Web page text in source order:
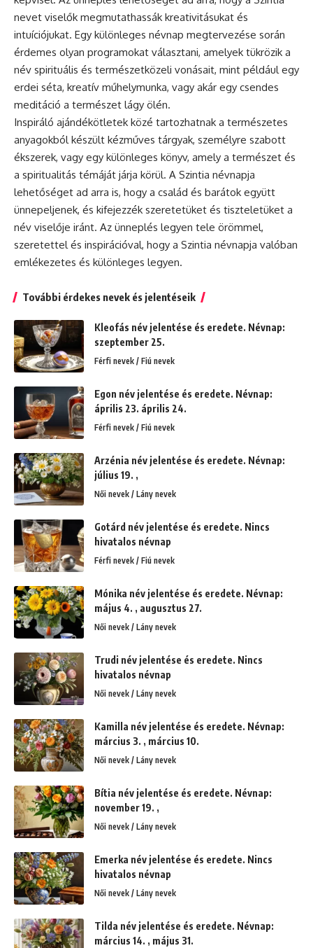
nevet viselők megmutathassák kreativitásukat és
intuíciójukat. Egy különleges névnap megtervezése során
érdemes olyan programokat választani, amelyek tükrözik a
név spirituális és természetközeli vonásait, mint például egy
erdei séta, kreatív műhelymunka, vagy akár egy csendes
meditáció a természet lágy ölén.
Inspiráló ajándékötletek közé tartozhatnak a természetes
anyagokból készült kézműves tárgyak, személyre szabott
ékszerek, vagy egy különleges könyv, amely a természet és
a spiritualitás témáját járja körül. A Szintia névnapja
lehetőséget ad arra is, hogy a család és barátok együtt
ünnepeljenek, és kifejezzék szeretetüket és tiszteletüket a
név viselője iránt. Az ünneplés legyen tele örömmel,
szeretettel és inspirációval, hogy a Szintia névnapja valóban
emlékezetes és különleges legyen.
További érdekes nevek és jelentéseik
Kleofás név jelentése és eredete. Névnap:
szeptember 25.
Férfi nevek / Fiú nevek
Egon név jelentése és eredete. Névnap:
április 23. április 24.
Férfi nevek / Fiú nevek
Arzénia név jelentése és eredete. Névnap:
július 19. ,
Női nevek / Lány nevek
Gotárd név jelentése és eredete. Nincs
hivatalos névnap
Férfi nevek / Fiú nevek
Mónika név jelentése és eredete. Névnap:
május 4. , augusztus 27.
Női nevek / Lány nevek
Trudi név jelentése és eredete. Nincs
hivatalos névnap
Női nevek / Lány nevek
Kamilla név jelentése és eredete. Névnap:
március 3. , március 10.
Női nevek / Lány nevek
Bítia név jelentése és eredete. Névnap:
november 19. ,
Női nevek / Lány nevek
Emerka név jelentése és eredete. Nincs
hivatalos névnap
Női nevek / Lány nevek
Tilda név jelentése és eredete. Névnap:
március 14. , május 31.